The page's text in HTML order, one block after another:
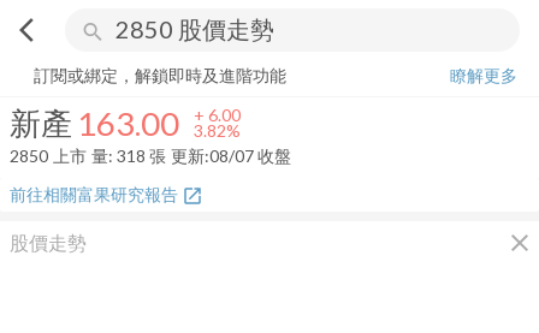
arrow_back_ios search
新產 163.00 +3.82%
訂閱或綁定，解鎖即時及進階功能
瞭解更多
新產 163.00 + 6.00
3.82%
2850 上市 量: 318 張 更新:08/07 收盤
前往相關富果研究報告 open_in_new
股價走勢 close